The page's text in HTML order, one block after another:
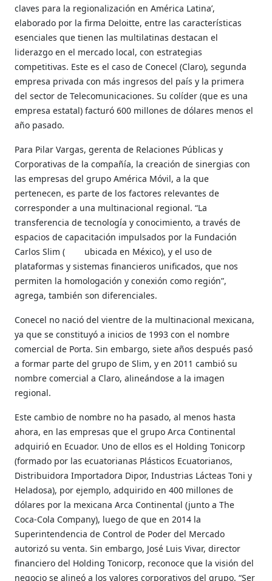
claves para la regionalización en América Latina’,
elaborado por la firma Deloitte, entre las características
esenciales que tienen las multilatinas destacan el
liderazgo en el mercado local, con estrategias
competitivas. Este es el caso de Conecel (Claro), segunda
empresa privada con más ingresos del país y la primera
del sector de Telecomunicaciones. Su colíder (que es una
empresa estatal) facturó 600 millones de dólares menos el
año pasado.
Para Pilar Vargas, gerenta de Relaciones Públicas y
Corporativas de la compañía, la creación de sinergias con
las empresas del grupo América Móvil, a la que
pertenecen, es parte de los factores relevantes de
corresponder a una multinacional regional. “La
transferencia de tecnología y conocimiento, a través de
espacios de capacitación impulsados por la Fundación
Carlos Slim ( ubicada en México), y el uso de
plataformas y sistemas financieros unificados, que nos
permiten la homologación y conexión como región”,
agrega, también son diferenciales.
Conecel no nació del vientre de la multinacional mexicana,
ya que se constituyó a inicios de 1993 con el nombre
comercial de Porta. Sin embargo, siete años después pasó
a formar parte del grupo de Slim, y en 2011 cambió su
nombre comercial a Claro, alineándose a la imagen
regional.
Este cambio de nombre no ha pasado, al menos hasta
ahora, en las empresas que el grupo Arca Continental
adquirió en Ecuador. Uno de ellos es el Holding Tonicorp
(formado por las ecuatorianas Plásticos Ecuatorianos,
Distribuidora Importadora Dipor, Industrias Lácteas Toni y
Heladosa), por ejemplo, adquirido en 400 millones de
dólares por la mexicana Arca Continental (junto a The
Coca-Cola Company), luego de que en 2014 la
Superintendencia de Control de Poder del Mercado
autorizó su venta. Sin embargo, José Luis Vivar, director
financiero del Holding Tonicorp, reconoce que la visión del
negocio se alineó a los valores corporativos del grupo. “Ser